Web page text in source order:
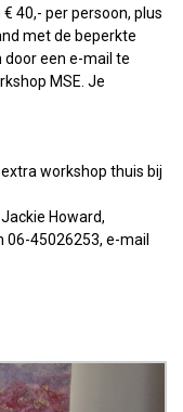
40,- per persoon, plus
met de beperkte
door een e-mail te
MSE. Je
workshop thuis bij
Howard,
45026253, e-mail